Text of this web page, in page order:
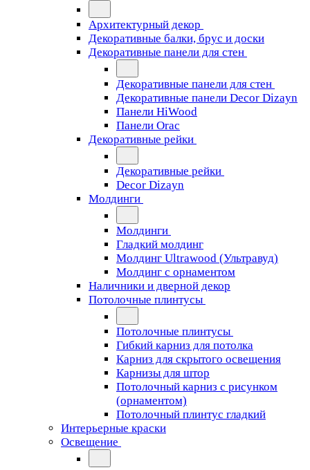
Архитектурный декор
Декоративные балки, брус и доски
Декоративные панели для стен
Декоративные панели для стен
Декоративные панели Decor Dizayn
Панели HiWood
Панели Orac
Декоративные рейки
Декоративные рейки
Decor Dizayn
Молдинги
Молдинги
Гладкий молдинг
Молдинг Ultrawood (Ультравуд)
Молдинг с орнаментом
Наличники и дверной декор
Потолочные плинтусы
Потолочные плинтусы
Гибкий карниз для потолка
Карниз для скрытого освещения
Карнизы для штор
Потолочный карниз с рисунком
(орнаментом)
Потолочный плинтус гладкий
Интерьерные краски
Освещение